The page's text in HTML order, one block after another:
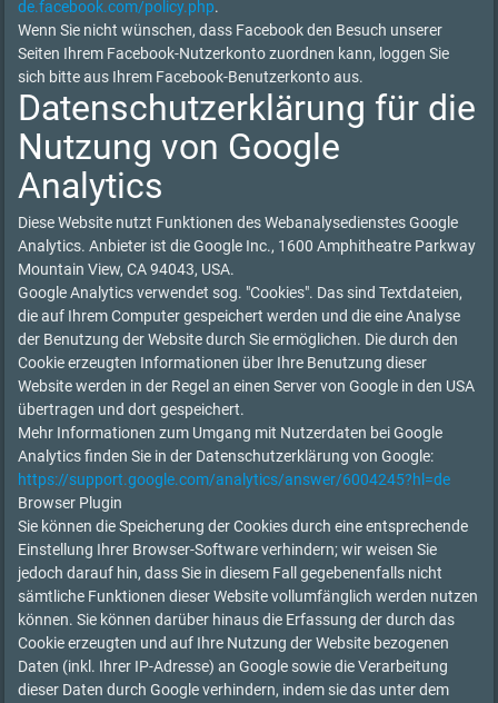
de.facebook.com/policy.php.
Wenn Sie nicht wünschen, dass Facebook den Besuch unserer
Seiten Ihrem Facebook-Nutzerkonto zuordnen kann, loggen Sie
sich bitte aus Ihrem Facebook-Benutzerkonto aus.
Datenschutzerklärung für die
Nutzung von Google
Analytics
Diese Website nutzt Funktionen des Webanalysedienstes Google
Analytics. Anbieter ist die Google Inc., 1600 Amphitheatre Parkway
Mountain View, CA 94043, USA.
Google Analytics verwendet sog. "Cookies". Das sind Textdateien,
die auf Ihrem Computer gespeichert werden und die eine Analyse
der Benutzung der Website durch Sie ermöglichen. Die durch den
Cookie erzeugten Informationen über Ihre Benutzung dieser
Website werden in der Regel an einen Server von Google in den USA
übertragen und dort gespeichert.
Mehr Informationen zum Umgang mit Nutzerdaten bei Google
Analytics finden Sie in der Datenschutzerklärung von Google:
https://support.google.com/analytics/answer/6004245?hl=de
Browser Plugin
Sie können die Speicherung der Cookies durch eine entsprechende
Einstellung Ihrer Browser-Software verhindern; wir weisen Sie
jedoch darauf hin, dass Sie in diesem Fall gegebenenfalls nicht
sämtliche Funktionen dieser Website vollumfänglich werden nutzen
können. Sie können darüber hinaus die Erfassung der durch das
Cookie erzeugten und auf Ihre Nutzung der Website bezogenen
Daten (inkl. Ihrer IP-Adresse) an Google sowie die Verarbeitung
dieser Daten durch Google verhindern, indem sie das unter dem